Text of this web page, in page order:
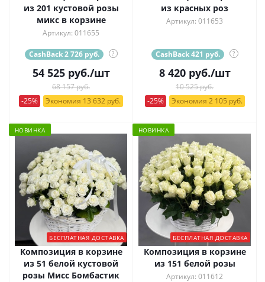
из 201 кустовой розы
микс в корзине
Артикул: 011655
CashBack 2 726 руб. ?
54 525руб./шт
68 157 руб.
-25%
Экономия 13 632 руб.
из красных роз
Артикул: 011653
CashBack 421 руб. ?
8 420руб./шт
10 525 руб.
-25%
Экономия 2 105 руб.
НОВИНКА
БЕСПЛАТНАЯ ДОСТАВКА
Композиция в корзине
из 51 белой кустовой
розы Мисс Бомбастик
НОВИНКА
БЕСПЛАТНАЯ ДОСТАВКА
Композиция в корзине
из 151 белой розы
Артикул: 011612